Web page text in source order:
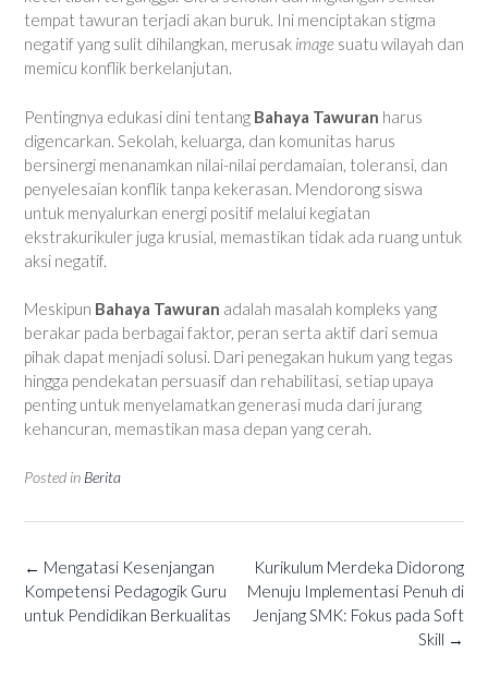
tempat tawuran terjadi akan buruk. Ini menciptakan stigma
negatif yang sulit dihilangkan, merusak image suatu wilayah dan
memicu konflik berkelanjutan.
Pentingnya edukasi dini tentang Bahaya Tawuran harus
digencarkan. Sekolah, keluarga, dan komunitas harus
bersinergi menanamkan nilai-nilai perdamaian, toleransi, dan
penyelesaian konflik tanpa kekerasan. Mendorong siswa
untuk menyalurkan energi positif melalui kegiatan
ekstrakurikuler juga krusial, memastikan tidak ada ruang untuk
aksi negatif.
Meskipun Bahaya Tawuran adalah masalah kompleks yang
berakar pada berbagai faktor, peran serta aktif dari semua
pihak dapat menjadi solusi. Dari penegakan hukum yang tegas
hingga pendekatan persuasif dan rehabilitasi, setiap upaya
penting untuk menyelamatkan generasi muda dari jurang
kehancuran, memastikan masa depan yang cerah.
Posted in Berita
Post
navigation
Kurikulum Merdeka Didorong
Menuju Implementasi Penuh di
Jenjang SMK: Fokus pada Soft
Skill →
← Mengatasi Kesenjangan
Kompetensi Pedagogik Guru
untuk Pendidikan Berkualitas